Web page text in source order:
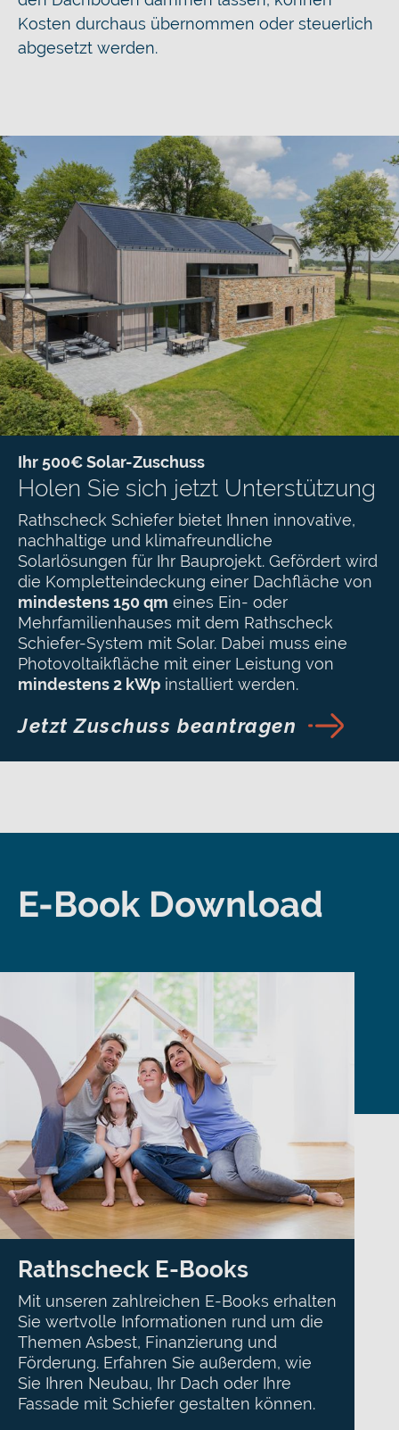
Kosten durchaus übernommen oder steuerlich
abgesetzt werden.
Ihr 500€ Solar-Zuschuss
Holen Sie sich jetzt Unterstützung
Rathscheck Schiefer bietet Ihnen innovative,
nachhaltige und klimafreundliche
Solarlösungen für Ihr Bauprojekt. Gefördert wird
die Kompletteindeckung einer Dachfläche von
mindestens 150 qm eines Ein- oder
Mehrfamilienhauses mit dem Rathscheck
Schiefer-System mit Solar. Dabei muss eine
Photovoltaikfläche mit einer Leistung von
mindestens 2 kWp installiert werden.
Jetzt Zuschuss beantragen
E-Book Download
Rathscheck E-Books
Mit unseren zahlreichen E-Books erhalten
Sie wertvolle Informationen rund um die
Themen Asbest, Finanzierung und
Förderung. Erfahren Sie außerdem, wie
Sie Ihren Neubau, Ihr Dach oder Ihre
Fassade mit Schiefer gestalten können.